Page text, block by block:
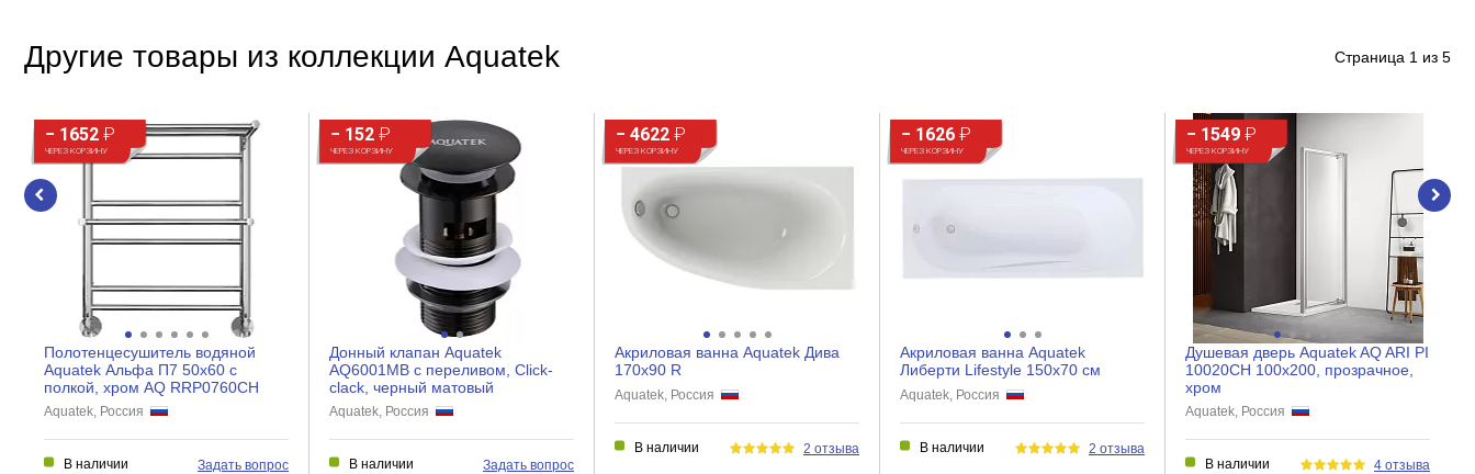
Другие товары из коллекции Aquatek Страница 1 из 5
− 1652 ₽
ЧЕРЕЗ КОРЗИНУ
Полотенцесушитель водяной
Aquatek Альфа П7 50x60 с
полкой, хром AQ RRP0760CH
Aquatek, Россия
В наличии Задать вопрос
− 152 ₽
ЧЕРЕЗ КОРЗИНУ
Донный клапан Aquatek
AQ6001MB с переливом, Click-
clack, черный матовый
Aquatek, Россия
В наличии Задать вопрос
− 4622 ₽
ЧЕРЕЗ КОРЗИНУ
Акриловая ванна Aquatek Дива
170х90 R
Aquatek, Россия
В наличии 2 отзыва
− 1626 ₽
ЧЕРЕЗ КОРЗИНУ
Акриловая ванна Aquatek
Либерти Lifestyle 150х70 см
Aquatek, Россия
В наличии 2 отзыва
− 1549 ₽
ЧЕРЕЗ КОРЗИНУ
Душевая дверь Aquatek AQ ARI PI
10020CH 100x200, прозрачное,
хром
Aquatek, Россия
В наличии 4 отзыва